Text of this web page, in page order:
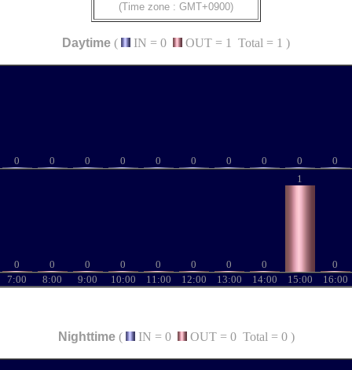
(Time zone : GMT+0900)
Daytime ( IN = 0 OUT = 1 Total = 1 )
0 0 0 0 0 0 0 0 0 0
0 0 0 0 0 0 0 0
1
0
7:00 8:00 9:00 10:00 11:00 12:00 13:00 14:00 15:00 16:00
Nighttime( IN = 0 OUT = 0 Total = 0 )